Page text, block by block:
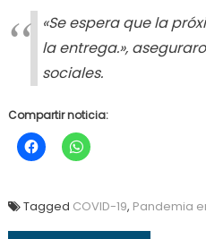
«Se espera que la
la entrega.»,
sociales.
Compartir noticia:
Tagged COVID-19, Pandemia